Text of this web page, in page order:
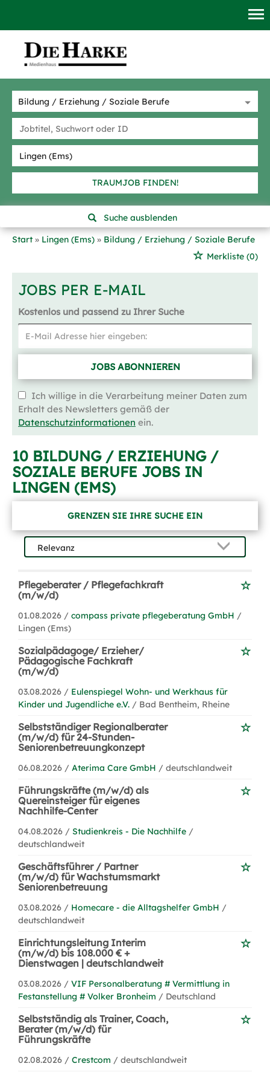
TRAUMJOB FINDEN!
Suche ausblenden
Start
Lingen (Ems)
Bildung / Erziehung / Soziale Berufe
Merkliste (0)
JOBS PER E-MAIL
Kostenlos und passend zu Ihrer Suche
JOBS ABONNIEREN
Ich willige in die Verarbeitung meiner Daten zum
Erhalt des Newsletters gemäß der
Datenschutzinformationen ein.
10 BILDUNG / ERZIEHUNG /
SOZIALE BERUFE JOBS IN
LINGEN (EMS)
GRENZEN SIE IHRE SUCHE EIN
Pflegeberater / Pflegefachkraft
(m/w/d)
01.08.2026 / compass private pflegeberatung GmbH /
Lingen (Ems)
Sozialpädagoge/ Erzieher/
Pädagogische Fachkraft
(m/w/d)
03.08.2026 / Eulenspiegel Wohn- und Werkhaus für
Kinder und Jugendliche e.V. / Bad Bentheim, Rheine
Selbstständiger Regionalberater
(m/w/d) für 24-Stunden-
Seniorenbetreuungkonzept
06.08.2026 / Aterima Care GmbH / deutschlandweit
Führungskräfte (m/w/d) als
Quereinsteiger für eigenes
Nachhilfe-Center
04.08.2026 / Studienkreis - Die Nachhilfe /
deutschlandweit
Geschäftsführer / Partner
(m/w/d) für Wachstumsmarkt
Seniorenbetreuung
03.08.2026 / Homecare - die Alltagshelfer GmbH /
deutschlandweit
Einrichtungsleitung Interim
(m/w/d) bis 108.000 € +
Dienstwagen | deutschlandweit
03.08.2026 / VIF Personalberatung # Vermittlung in
Festanstellung # Volker Bronheim / Deutschland
Selbstständig als Trainer, Coach,
Berater (m/w/d) für
Führungskräfte
02.08.2026 / Crestcom / deutschlandweit